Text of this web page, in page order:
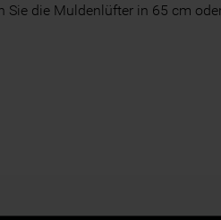
Sie die Muldenlüfter in 65 cm